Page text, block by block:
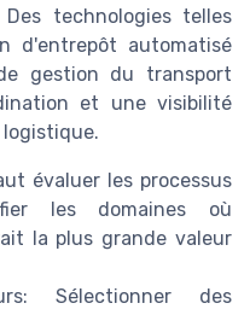
technologies telles
d'entrepôt automatisé
gestion du transport
et une visibilité
logistique.
évaluer les processus
les domaines où
la plus grande valeur
Sélectionner des